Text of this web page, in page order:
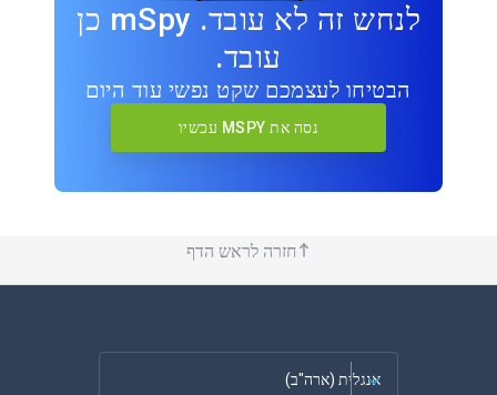
לנחש זה לא עובד. mSpy כן
עובד.
הבטיחו לעצמכם שקט נפשי עוד היום
נסה את MSPY עכשיו
חזרה לראש הדף
אנגלית (ארה"ב)